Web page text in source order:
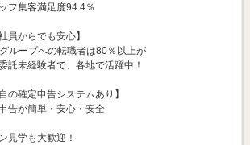
フ集客満足度94.4％
社員からでも安心】
ループへの転職者は80％以上が
託未経験者で、各地で活躍中！
自の確定申告システムあり】
告が簡単・安心・安全
見学も大歓迎！